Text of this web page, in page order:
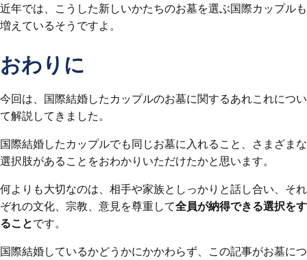
近年では、こうした新しいかたちのお墓を選ぶ国際カップルも
増えているそうですよ。
おわりに
今回は、国際結婚したカップルのお墓に関するあれこれについ
て解説してきました。
国際結婚したカップルでも同じお墓に入れること、さまざまな
選択肢があることをおわかりいただけたかと思います。
何よりも大切なのは、相手や家族としっかりと話し合い、それ
ぞれの文化、宗教、意見を尊重して全員が納得できる選択をす
ることです。
国際結婚しているかどうかにかかわらず、この記事がお墓につ